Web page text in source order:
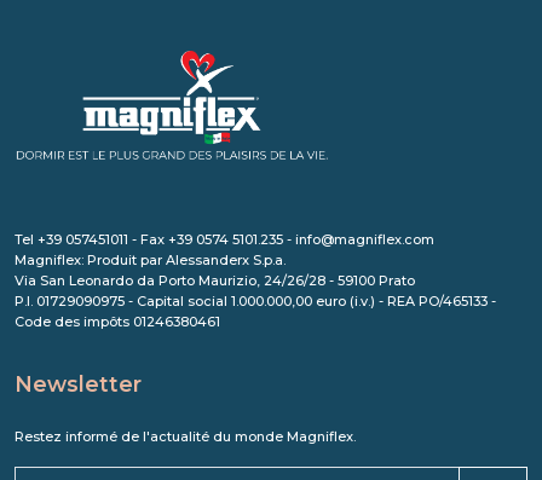
Tel +39 057451011 - Fax +39 0574 5101.235 - info@magniflex.com
Magniflex: Produit par Alessanderx S.p.a.
Via San Leonardo da Porto Maurizio, 24/26/28 - 59100 Prato
P.I. 01729090975 - Capital social 1.000.000,00 euro (i.v.) - REA PO/465133 -
Code des impôts 01246380461
Newsletter
Restez informé de l'actualité du monde Magniflex.